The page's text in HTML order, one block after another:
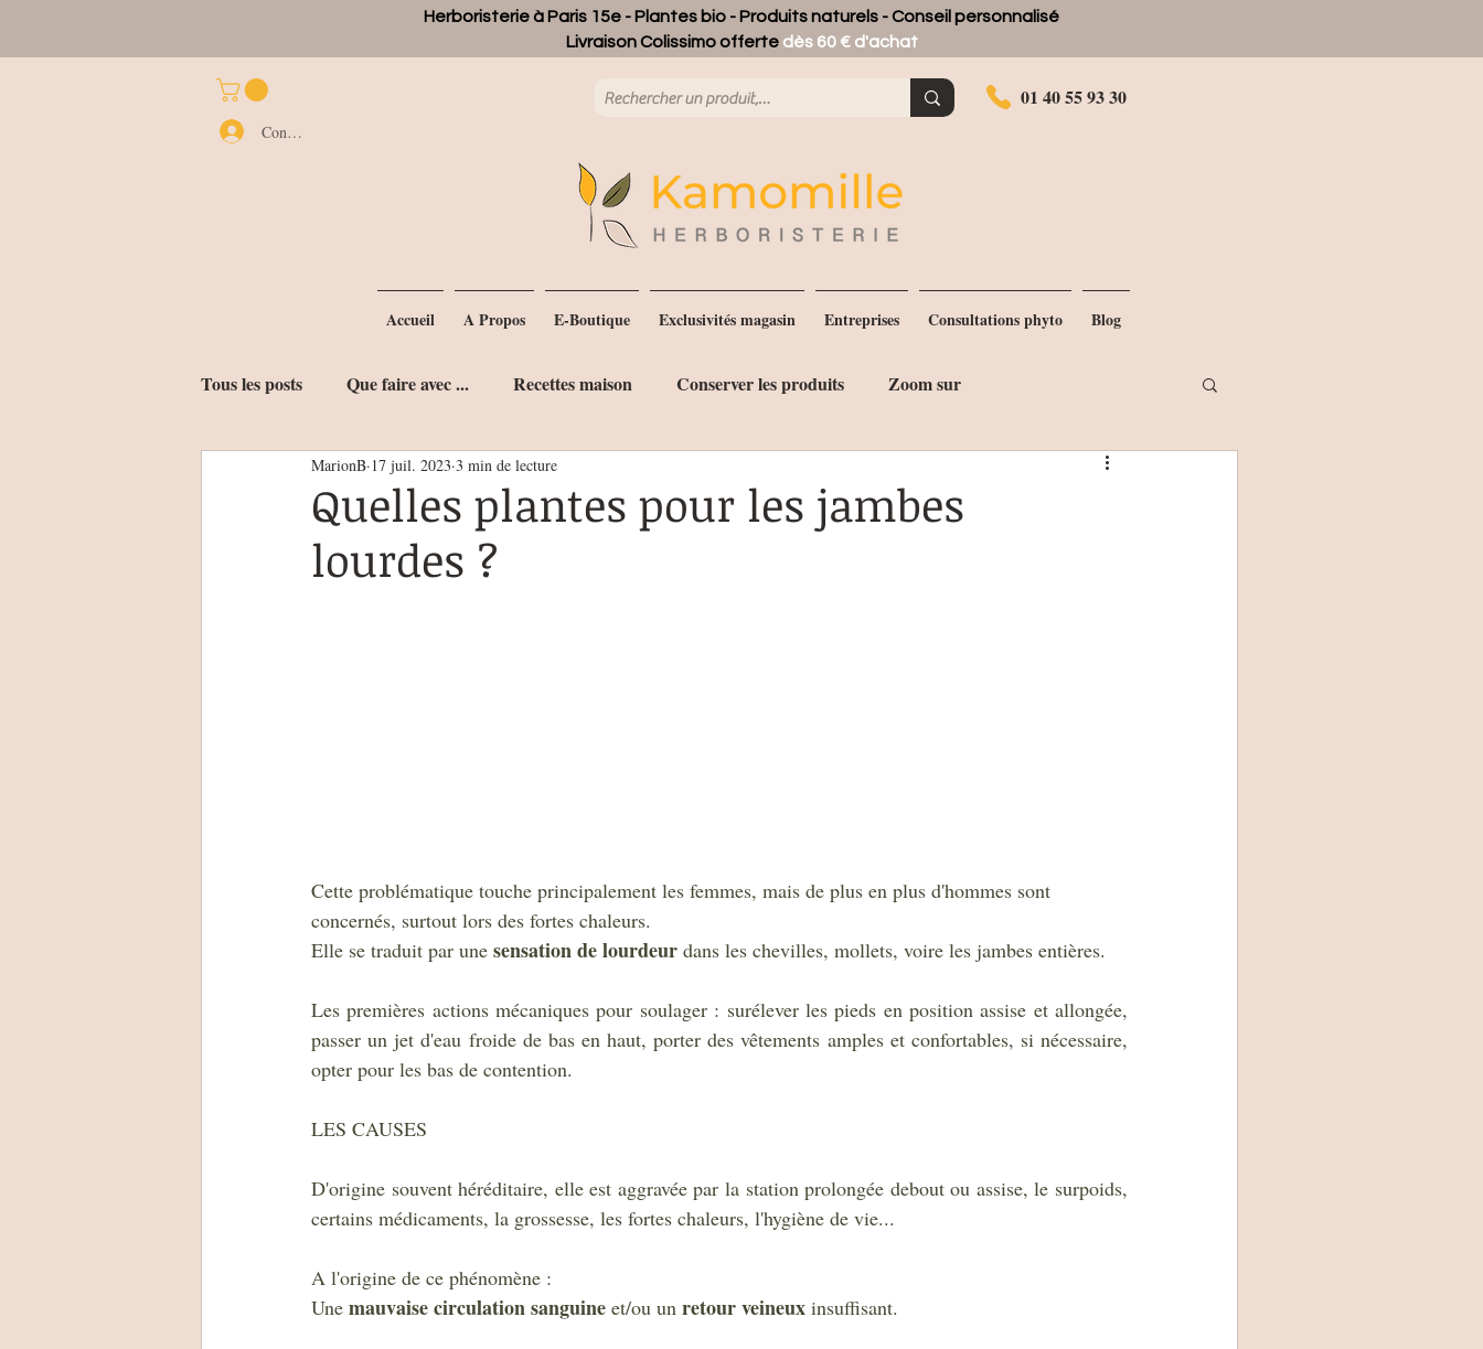
Herboristerie à Paris 15e - Plantes bio - Produits naturels - Conseil personnalisé
Livraison Colissimo offerte dès 60 € d'achat
Connexion
01 40 55 93 30
Accueil A Propos E-Boutique Exclusivités magasin Entreprises Consultations phyto Blog
Tous les posts Que faire avec ... Recettes maison Conserver les produits Zoom sur
Quelles plantes pour les jambes
lourdes ?
MarionB 17 juil. 2023 3 min de lecture
Cette problématique touche principalement les femmes, mais de plus en plus d'hommes sont
concernés, surtout lors des fortes chaleurs.
Elle se traduit par une sensation de lourdeur dans les chevilles, mollets, voire les jambes entières.
Les premières actions mécaniques pour soulager : surélever les pieds en position assise et allongée,
passer un jet d'eau froide de bas en haut, porter des vêtements amples et confortables, si nécessaire,
opter pour les bas de contention.
LES CAUSES
D'origine souvent héréditaire, elle est aggravée par la station prolongée debout ou assise, le surpoids,
certains médicaments, la grossesse, les fortes chaleurs, l'hygiène de vie...
A l'origine de ce phénomène :
Une mauvaise circulation sanguine et/ou un retour veineux insuffisant.